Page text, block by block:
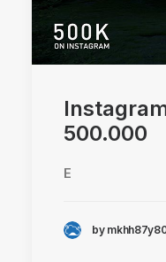
500.000
E
by